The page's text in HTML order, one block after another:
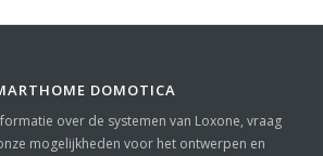
DOMOTICA
over de systemen van Loxone, vraag
mogelijkheden voor het ontwerpen en